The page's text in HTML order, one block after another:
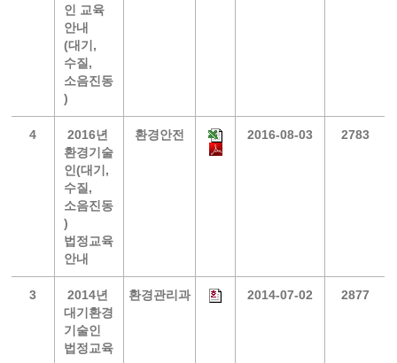
인 교육
안내
(대기,
수질,
소음진동
)
4
2016년
환경기술
인(대기,
수질,
소음진동
)
법정교육
안내
환경안전 2016-08-03 2783
3
2014년
대기환경
기술인
법정교육
환경관리과 2014-07-02 2877